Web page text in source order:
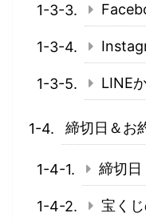
LINE
締切日＆お
締切日
宝く